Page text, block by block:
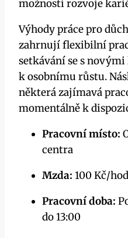
možnosti rozvoje
Výhody práce pro
zahrnují flexibilní
setkávání se s
k osobnímu růstu.
některá zajímavá
momentálně k
Pracovní místo:
centra
Mzda: 100 Kč/hod
Pracovní doba:
do 13:00